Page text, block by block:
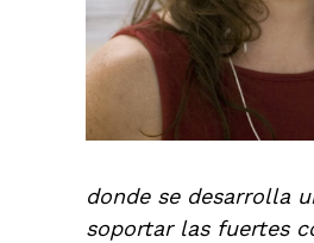
donde se desarrolla
soportar las fuertes